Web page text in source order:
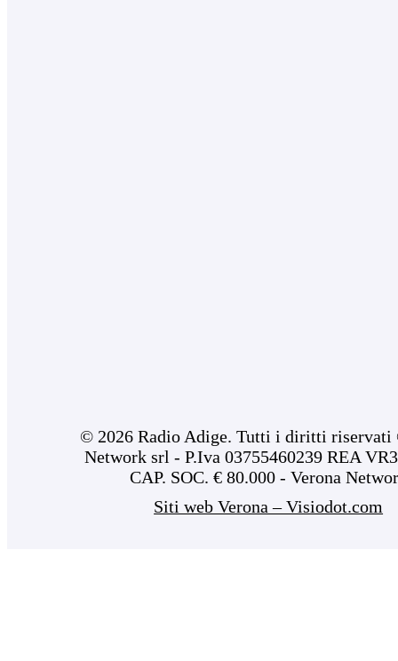
© 2026 Radio Adige. Tutti i diritti riservati
Network srl - P.Iva 03755460239 REA
CAP. SOC. € 80.000 - Verona
Siti web Verona – Visiodot.com